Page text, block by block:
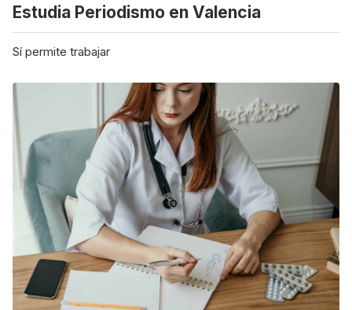
Estudia Periodismo en Valencia
Sí permite trabajar